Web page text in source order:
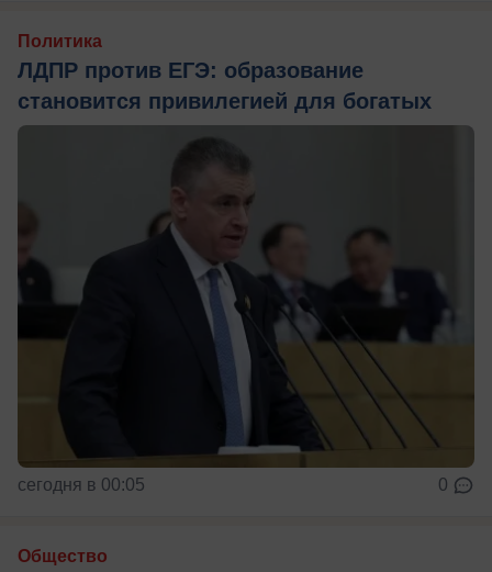
Политика
ЛДПР против ЕГЭ: образование
становится привилегией для богатых
сегодня в 00:05 0
Общество